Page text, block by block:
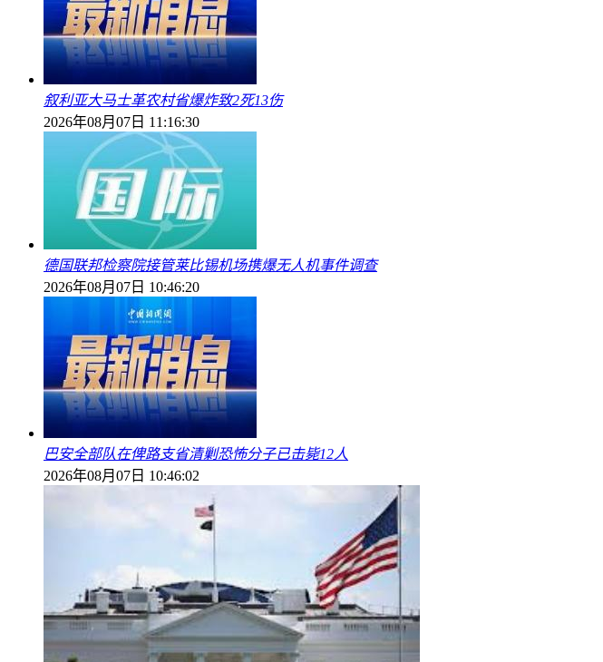
叙利亚大马士革农村省爆炸致2死13伤
2026年08月07日 11:16:30
德国联邦检察院接管莱比锡机场携爆无人机事件调查
2026年08月07日 10:46:20
巴安全部队在俾路支省清剿恐怖分子已击毙12人
2026年08月07日 10:46:02